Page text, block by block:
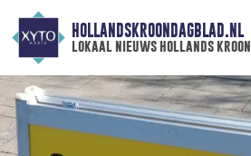
HOLLANDSKROONDAGBLAD.NL
lokaal nieuws hollands kroon